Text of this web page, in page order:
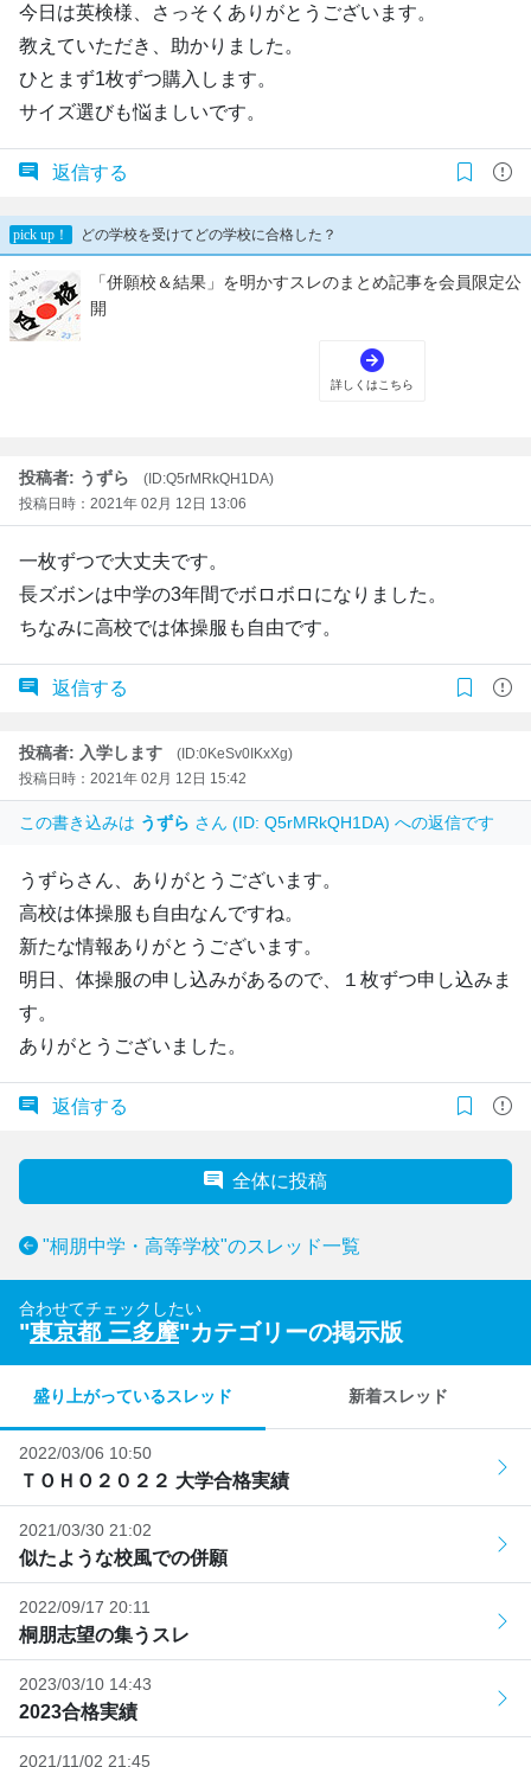
今日は英検様、さっそくありがとうございます。
教えていただき、助かりました。
ひとまず1枚ずつ購入します。
サイズ選びも悩ましいです。
返信する
投稿者: うずら
(ID:Q5rMRkQH1DA)
投稿日時：2021年 02月 12日 13:06
一枚ずつで大丈夫です。
長ズボンは中学の3年間でボロボロになりました。
ちなみに高校では体操服も自由です。
返信する
投稿者: 入学します
(ID:0KeSv0IKxXg)
投稿日時：2021年 02月 12日 15:42
この書き込みは うずら さん (ID: Q5rMRkQH1DA) への返信です
うずらさん、ありがとうございます。
高校は体操服も自由なんですね。
新たな情報ありがとうございます。
明日、体操服の申し込みがあるので、１枚ずつ申し込みま
す。
ありがとうございました。
返信する
全体に投稿
"桐朋中学・高等学校"のスレッド一覧
合わせてチェックしたい
"東京都 三多摩"カテゴリーの掲示版
盛り上がっているスレッド 新着スレッド
2022/03/06 10:50
ＴＯＨＯ２０２２ 大学合格実績
2021/03/30 21:02
似たような校風での併願
2022/09/17 20:11
桐朋志望の集うスレ
2023/03/10 14:43
2023合格実績
2021/11/02 21:45